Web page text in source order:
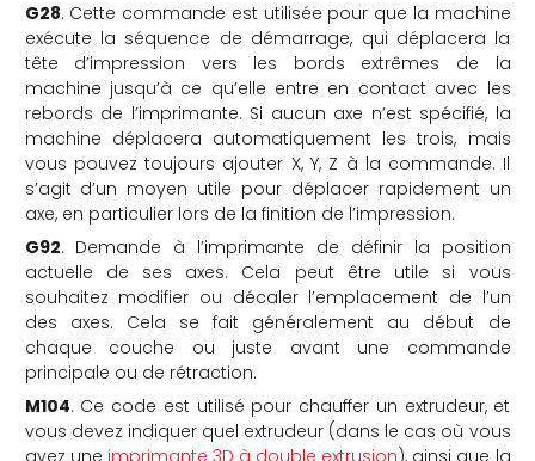
G28. Cette commande est utilisée pour que la machine
exécute la séquence de démarrage, qui déplacera la
tête d’impression vers les bords extrêmes de la
machine jusqu’à ce qu’elle entre en contact avec les
rebords de l’imprimante. Si aucun axe n’est spécifié, la
machine déplacera automatiquement les trois, mais
vous pouvez toujours ajouter X, Y, Z à la commande. Il
s’agit d’un moyen utile pour déplacer rapidement un
axe, en particulier lors de la finition de l’impression.
G92. Demande à l’imprimante de définir la position
actuelle de ses axes. Cela peut être utile si vous
souhaitez modifier ou décaler l’emplacement de l’un
des axes. Cela se fait généralement au début de
chaque couche ou juste avant une commande
principale ou de rétraction.
M104. Ce code est utilisé pour chauffer un extrudeur, et
vous devez indiquer quel extrudeur (dans le cas où vous